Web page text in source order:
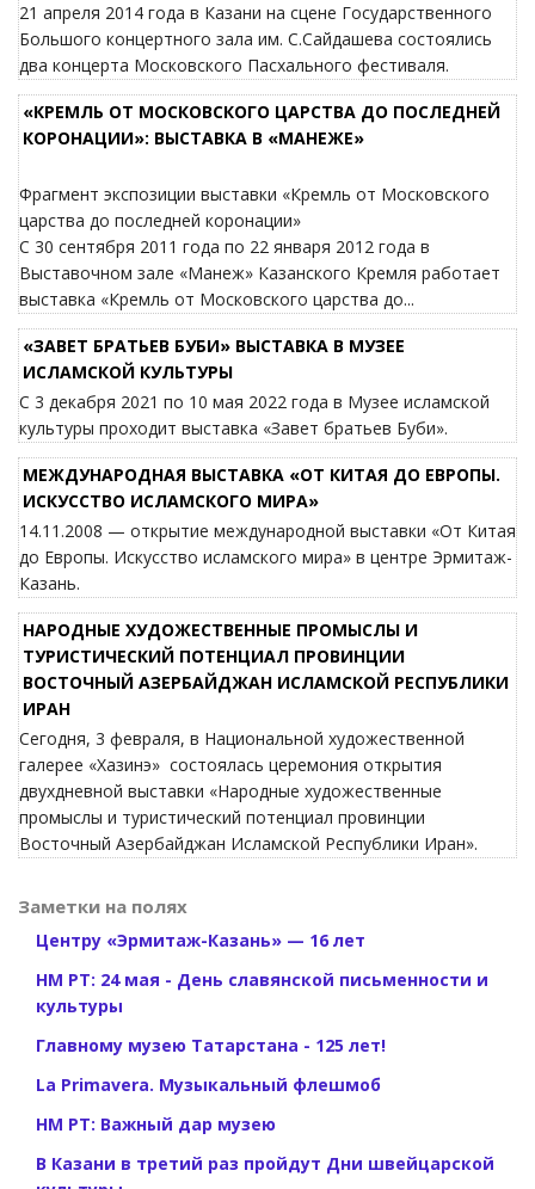
21 апреля 2014 года в Казани на сцене Государственного
Большого концертного зала им. С.Сайдашева состоялись
два концерта Московского Пасхального фестиваля.
«КРЕМЛЬ ОТ МОСКОВСКОГО ЦАРСТВА ДО ПОСЛЕДНЕЙ
КОРОНАЦИИ»: ВЫСТАВКА В «МАНЕЖЕ»
Фрагмент экспозиции выставки «Кремль от Московского
царства до последней коронации»
C 30 сентября 2011 года по 22 января 2012 года в
Выставочном зале «Манеж» Казанского Кремля работает
выставка «Кремль от Московского царства до...
«ЗАВЕТ БРАТЬЕВ БУБИ» ВЫСТАВКА В МУЗЕЕ
ИСЛАМСКОЙ КУЛЬТУРЫ
С 3 декабря 2021 по 10 мая 2022 года в Музее исламской
культуры проходит выставка «Завет братьев Буби».
МЕЖДУНАРОДНАЯ ВЫСТАВКА «ОТ КИТАЯ ДО ЕВРОПЫ.
ИСКУССТВО ИСЛАМСКОГО МИРА»
14.11.2008 — открытие международной выставки «От Китая
до Европы. Искусство исламского мира» в центре Эрмитаж-
Казань.
НАРОДНЫЕ ХУДОЖЕСТВЕННЫЕ ПРОМЫСЛЫ И
ТУРИСТИЧЕСКИЙ ПОТЕНЦИАЛ ПРОВИНЦИИ
ВОСТОЧНЫЙ АЗЕРБАЙДЖАН ИСЛАМСКОЙ РЕСПУБЛИКИ
ИРАН
Сегодня, 3 февраля, в Национальной художественной
галерее «Хазинэ» состоялась церемония открытия
двухдневной выставки «Народные художественные
промыслы и туристический потенциал провинции
Восточный Азербайджан Исламской Республики Иран».
Заметки на полях
Центру «Эрмитаж-Казань» — 16 лет
НМ РТ: 24 мая - День славянской письменности и
культуры
Главному музею Татарстана - 125 лет!
La Primavera. Музыкальный флешмоб
НМ РТ: Важный дар музею
В Казани в третий раз пройдут Дни швейцарской